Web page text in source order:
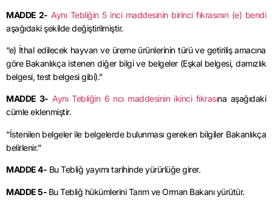
MADDE 2- Aynı Tebliğin 5 inci maddesinin birinci fıkrasının (e) bendi
aşağıdaki şekilde değiştirilmiştir.
“e) İthal edilecek hayvan ve üreme ürünlerinin türü ve getiriliş amacına
göre Bakanlıkça istenen diğer bilgi ve belgeler (Eşkal belgesi, damızlık
belgesi, test belgesi gibi).”
MADDE 3- Aynı Tebliğin 6 ncı maddesinin ikinci fıkrasına aşağıdaki
cümle eklenmiştir.
“İstenilen belgeler ile belgelerde bulunması gereken bilgiler Bakanlıkça
belirlenir.”
MADDE 4- Bu Tebliğ yayımı tarihinde yürürlüğe girer.
MADDE 5- Bu Tebliğ hükümlerini Tarım ve Orman Bakanı yürütür.